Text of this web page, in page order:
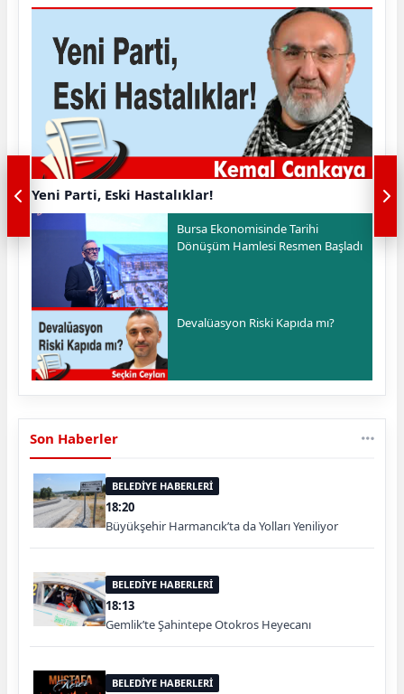
Yeni Parti, Eski Hastalıklar!
Bursa Ekonomisinde Tarihi
Dönüşüm Hamlesi Resmen Başladı
Devalüasyon Riski Kapıda mı?
Son Haberler
BELEDİYE HABERLERİ
18:20
Büyükşehir Harmancık’ta da Yolları Yeniliyor
BELEDİYE HABERLERİ
18:13
Gemlik’te Şahintepe Otokros Heyecanı
BELEDİYE HABERLERİ